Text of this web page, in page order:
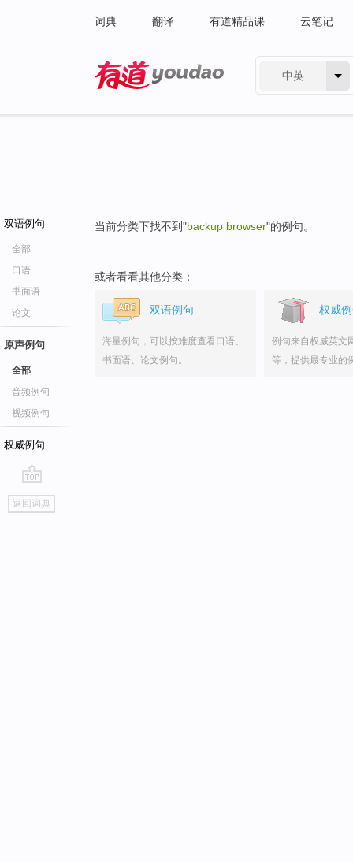
词典 翻译 有道精品课 云笔记
中英
双语例句
全部
口语
书面语
论文
原声例句
全部
音频例句
视频例句
权威例句
go
top
返回词典
当前分类下找不到"backup browser"的例句。
或者看看其他分类：
双语例句
海量例句，可以按难度查看口语、
书面语、论文例句。
权威
例句来自权威英文
等，提供最专业的